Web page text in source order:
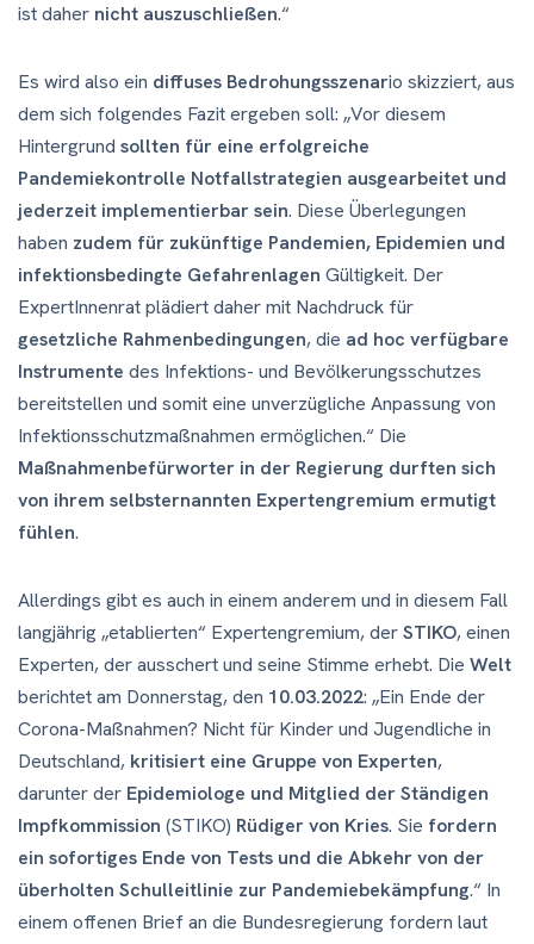
ist daher nicht auszuschließen.“
Es wird also ein diffuses Bedrohungsszenario skizziert, aus
dem sich folgendes Fazit ergeben soll: „Vor diesem
Hintergrund sollten für eine erfolgreiche
Pandemiekontrolle Notfallstrategien ausgearbeitet und
jederzeit implementierbar sein. Diese Überlegungen
haben zudem für zukünftige Pandemien, Epidemien und
infektionsbedingte Gefahrenlagen Gültigkeit. Der
ExpertInnenrat plädiert daher mit Nachdruck für
gesetzliche Rahmenbedingungen, die ad hoc verfügbare
Instrumente des Infektions- und Bevölkerungsschutzes
bereitstellen und somit eine unverzügliche Anpassung von
Infektionsschutzmaßnahmen ermöglichen.“ Die
Maßnahmenbefürworter in der Regierung durften sich
von ihrem selbsternannten Expertengremium ermutigt
fühlen.
Allerdings gibt es auch in einem anderem und in diesem Fall
langjährig „etablierten“ Expertengremium, derSTIKO, einen
Experten, der ausschert und seine Stimme erhebt. Die Welt
berichtet am Donnerstag, den 10.03.2022: „Ein Ende der
Corona-Maßnahmen? Nicht für Kinder und Jugendliche in
Deutschland, kritisiert eine Gruppe von Experten,
darunter der Epidemiologe und Mitglied der Ständigen
Impfkommission (STIKO) Rüdiger von Kries. Sie fordern
ein sofortiges Ende von Tests und die Abkehr von der
überholten Schulleitlinie zur Pandemiebekämpfung.“ In
einem offenen Brief an die Bundesregierung fordern laut